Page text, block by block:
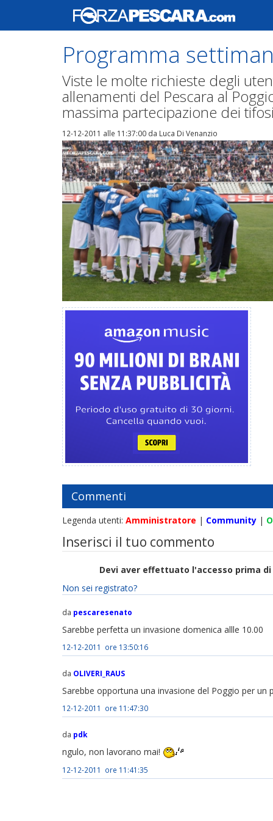
Programma
Viste le molte richieste degli
allenamenti del Pescara al
massima partecipazione dei
12-12-2011 alle 11:37:00 da Luca Di Venanzio
Commenti
Legenda utenti: Amministratore | Community |
Inserisci il tuo commento
Devi aver effettuato l'accesso prima
Non sei registrato?
da pescaresenato
Sarebbe perfetta un invasione domenica allle 10.00
12-12-2011 ore 13:50:16
da OLIVERI_RAUS
Sarebbe opportuna una invasione del Poggio per un
12-12-2011 ore 11:47:30
da pdk
ngulo, non lavorano mai!
12-12-2011 ore 11:41:35